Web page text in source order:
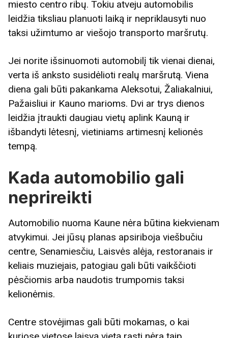
miesto centro ribų. Tokiu atveju automobilis
leidžia tiksliau planuoti laiką ir nepriklausyti nuo
taksi užimtumo ar viešojo transporto maršrutų.
Jei norite išsinuomoti automobilį tik vienai dienai,
verta iš anksto susidėlioti realų maršrutą. Viena
diena gali būti pakankama Aleksotui, Žaliakalniui,
Pažaisliui ir Kauno marioms. Dvi ar trys dienos
leidžia įtraukti daugiau vietų aplink Kauną ir
išbandyti lėtesnį, vietiniams artimesnį kelionės
tempą.
Kada automobilio gali
neprireikti
Automobilio nuoma Kaune nėra būtina kiekvienam
atvykimui. Jei jūsų planas apsiriboja viešbučiu
centre, Senamiesčiu, Laisvės alėja, restoranais ir
keliais muziejais, patogiau gali būti vaikščioti
pėsčiomis arba naudotis trumpomis taksi
kelionėmis.
Centre stovėjimas gali būti mokamas, o kai